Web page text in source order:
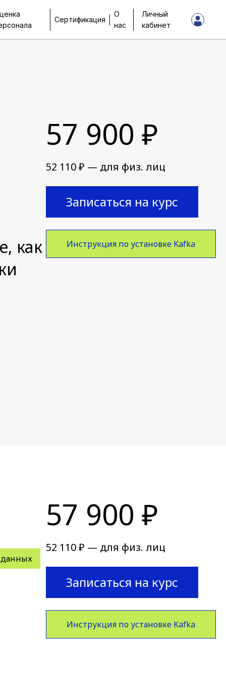
Сертификация
О
нас
Личный
кабинет
как
57 900 ₽
52 110 ₽ — для физ. лиц
Записаться на курс
Инструкция по установке Kafka
данных
57 900 ₽
52 110 ₽ — для физ. лиц
Записаться на курс
Инструкция по установке Kafka